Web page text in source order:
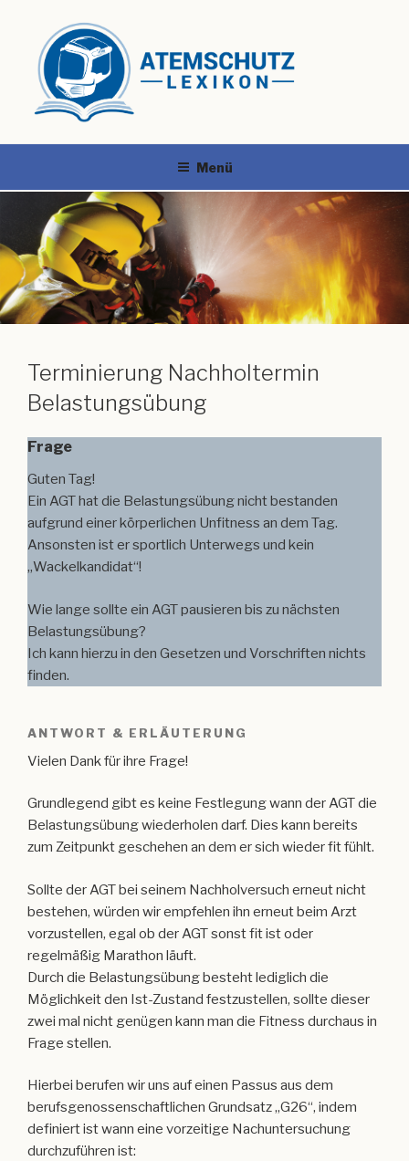
Menü
Terminierung Nachholtermin
Belastungsübung
Frage
Guten Tag!
Ein AGT hat die Belastungsübung nicht bestanden
aufgrund einer körperlichen Unfitness an dem Tag.
Ansonsten ist er sportlich Unterwegs und kein
„Wackelkandidat“!
Wie lange sollte ein AGT pausieren bis zu nächsten
Belastungsübung?
Ich kann hierzu in den Gesetzen und Vorschriften nichts
finden.
ANTWORT & ERLÄUTERUNG
Vielen Dank für ihre Frage!
Grundlegend gibt es keine Festlegung wann der AGT die
Belastungsübung wiederholen darf. Dies kann bereits
zum Zeitpunkt geschehen an dem er sich wieder fit fühlt.
Sollte der AGT bei seinem Nachholversuch erneut nicht
bestehen, würden wir empfehlen ihn erneut beim Arzt
vorzustellen, egal ob der AGT sonst fit ist oder
regelmäßig Marathon läuft.
Durch die Belastungsübung besteht lediglich die
Möglichkeit den Ist-Zustand festzustellen, sollte dieser
zwei mal nicht genügen kann man die Fitness durchaus in
Frage stellen.
Hierbei berufen wir uns auf einen Passus aus dem
berufsgenossenschaftlichen Grundsatz „G26“, indem
definiert ist wann eine vorzeitige Nachuntersuchung
durchzuführen ist: